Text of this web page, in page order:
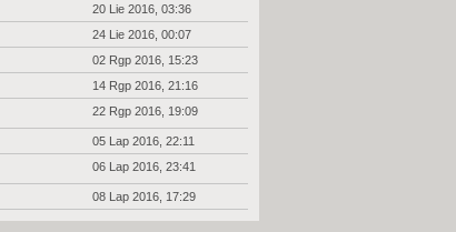
20 Lie 2016, 03:36
24 Lie 2016, 00:07
02 Rgp 2016, 15:23
14 Rgp 2016, 21:16
22 Rgp 2016, 19:09
05 Lap 2016, 22:11
06 Lap 2016, 23:41
08 Lap 2016, 17:29